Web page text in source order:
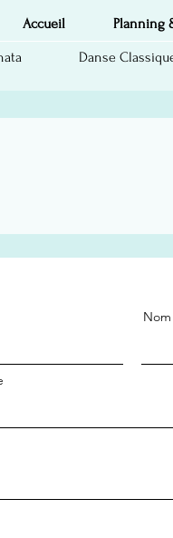
Accueil Planning
Danse
Nom